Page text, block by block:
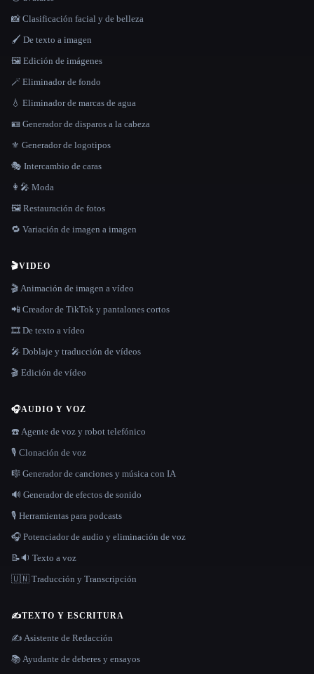
📸 Clasificación facial y de belleza
🖌️ De texto a imagen
🖼️ Edición de imágenes
🪄 Eliminador de fondo
💧 Eliminador de marcas de agua
🪪 Generador de disparos a la cabeza
⚜️ Generador de logotipos
🎭 Intercambio de caras
👩‍🎤 Moda
🖼️ Restauración de fotos
🔁 Variación de imagen a imagen
🎬VIDEO
🎬 Animación de imagen a vídeo
📲 Creador de TikTok y pantalones cortos
🎞️ De texto a vídeo
🎤 Doblaje y traducción de vídeos
🎬 Edición de vídeo
🎧AUDIO Y VOZ
☎️ Agente de voz y robot telefónico
🎙️ Clonación de voz
🎼 Generador de canciones y música con IA
🔊 Generador de efectos de sonido
🎙️ Herramientas para podcasts
🎧 Potenciador de audio y eliminación de voz
📝🔉 Texto a voz
🇺🇳 Traducción y Transcripción
✍️TEXTO Y ESCRITURA
✍️ Asistente de Redacción
📚 Ayudante de deberes y ensayos